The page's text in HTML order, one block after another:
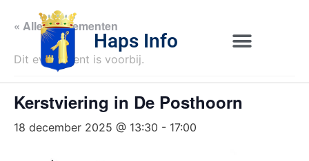
Haps Info
« Alle Evenementen
Dit evenement is voorbij.
Kerstviering in De Posthoorn
18 december 2025 @ 13:30 - 17:00